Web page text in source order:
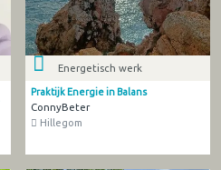
Energetisch werk
Praktijk Energie in Balans
ConnyBeter
Hillegom